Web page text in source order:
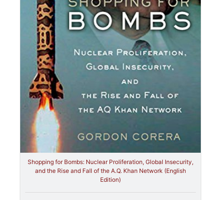
Shopping for Bombs: Nuclear Proliferation, Global Insecurity,
and the Rise and Fall of the A.Q. Khan Network (English
Edition)